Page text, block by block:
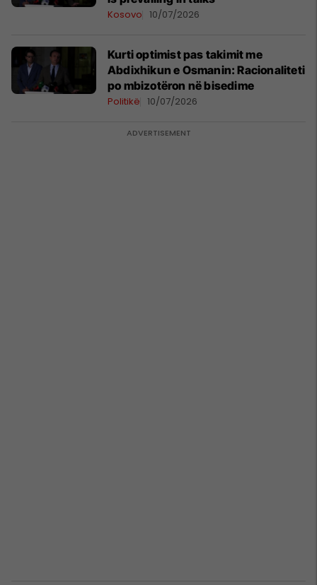
Kosovo 10/07/2026
Kurti optimist pas takimit me
Abdixhikun e Osmanin: Racionaliteti
po mbizotëron në bisedime
Politikë 10/07/2026